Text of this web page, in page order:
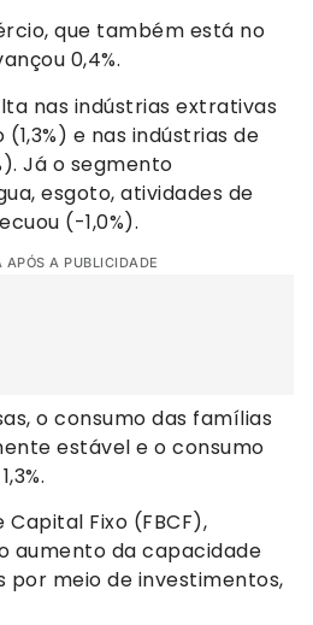
que também está no
0,4%.
nas indústrias extrativas
(1,3%) e nas indústrias de
Já o segmento
esgoto, atividades de
(-1,0%).
APÓS A PUBLICIDADE
o consumo das famílias
estável e o consumo
Fixo (FBCF),
aumento da capacidade
por meio de investimentos,